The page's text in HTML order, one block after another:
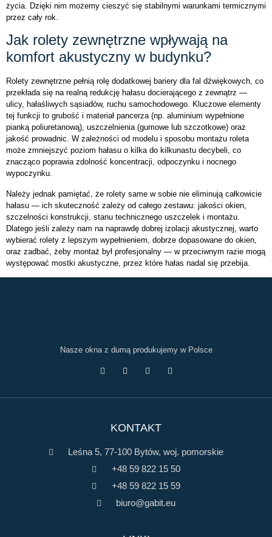
życia. Dzięki nim możemy cieszyć się stabilnymi warunkami termicznymi
przez cały rok.
Jak rolety zewnętrzne wpływają na
komfort akustyczny w budynku?
Rolety zewnętrzne pełnią rolę dodatkowej bariery dla fal dźwiękowych, co
przekłada się na realną redukcję hałasu docierającego z zewnątrz —
ulicy, hałaśliwych sąsiadów, ruchu samochodowego. Kluczowe elementy
tej funkcji to grubość i materiał pancerza (np. aluminium wypełnione
pianką poliuretanową), uszczelnienia (gumowe lub szczotkowe) oraz
jakość prowadnic. W zależności od modelu i sposobu montażu roleta
może zmniejszyć poziom hałasu o kilka do kilkunastu decybeli, co
znacząco poprawia zdolność koncentracji, odpoczynku i nocnego
wypoczynku.
Należy jednak pamiętać, że rolety same w sobie nie eliminują całkowicie
hałasu — ich skuteczność zależy od całego zestawu: jakości okien,
szczelności konstrukcji, stanu technicznego uszczelek i montażu.
Dlatego jeśli zależy nam na naprawdę dobrej izolacji akustycznej, warto
wybierać rolety z lepszym wypełnieniem, dobrze dopasowane do okien,
oraz zadbać, żeby montaż był profesjonalny — w przeciwnym razie mogą
występować mostki akustyczne, przez które hałas nadal się przebija.
Nasze okna z dumą produkujemy w Polsce
KONTAKT
Leśna 5, 77-100 Bytów, woj. pomorskie
+48 59 822 15 50
+48 59 822 15 59
biuro@gabit.eu